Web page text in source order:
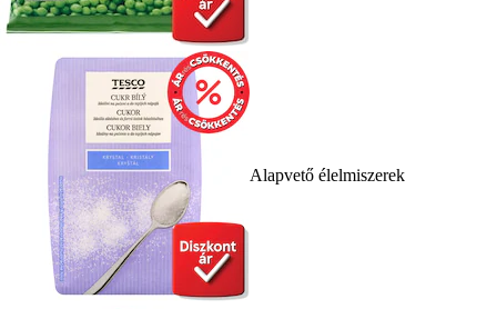
Alapvető élelmiszerek